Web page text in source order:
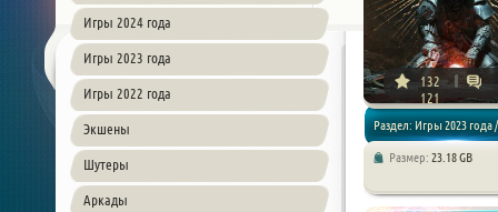
Игры 2024 года
Игры 2023 года
Игры 2022 года
Экшены
Шутеры
Аркады
132
121
Раздел: Игры 2023 года /
Размер: 23.18 GB